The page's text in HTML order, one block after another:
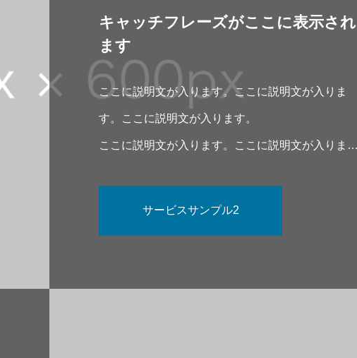
キャッチフレーズがここに表示され
ます
ここに説明文が入ります。ここに説明文が入りま
す。ここに説明文が入ります。
ここに説明文が入ります。ここに説明文が入りま
サービスサンプル2